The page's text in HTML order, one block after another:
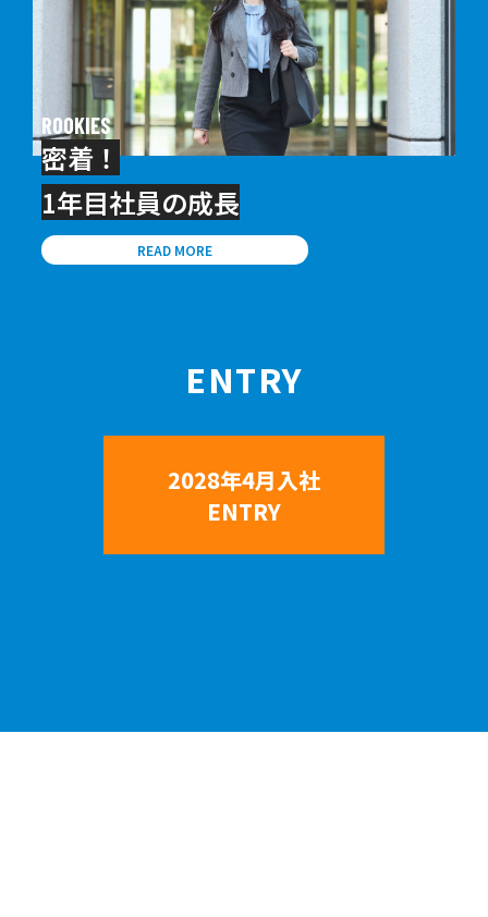
ROOKIES
密着！
1年目社員の成長
READ MORE
ENTRY
2028年4月入社
ENTRY